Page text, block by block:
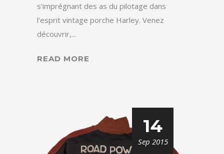
s’imprégnant des as du pilotage dans
l'esprit vintage porche Harley. Venez
découvrir,...
READ MORE
14
Sep 2015